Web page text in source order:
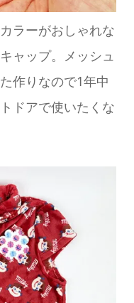
ラーがおしゃれな
ャップ。メッシュ
作りなので1年中
ドアで使いたくな